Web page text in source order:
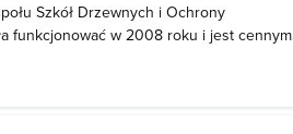
Szkół Drzewnych i Ochrony
funkcjonować w 2008 roku i jest cennym